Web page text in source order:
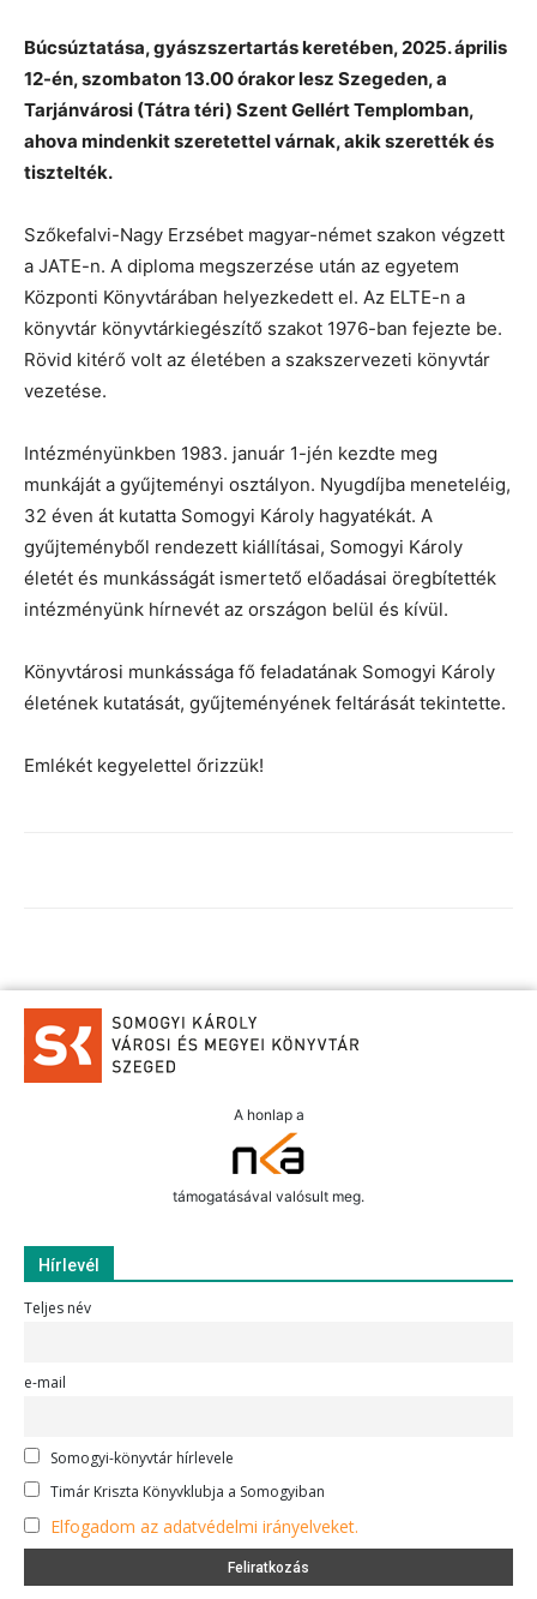
Búcsúztatása, gyászszertartás keretében, 2025. április
12-én, szombaton 13.00 órakor lesz Szegeden, a
Tarjánvárosi (Tátra téri) Szent Gellért Templomban,
ahova mindenkit szeretettel várnak, akik szerették és
tisztelték.
Szőkefalvi-Nagy Erzsébet magyar-német szakon végzett
a JATE-n. A diploma megszerzése után az egyetem
Központi Könyvtárában helyezkedett el. Az ELTE-n a
könyvtár könyvtárkiegészítő szakot 1976-ban fejezte be.
Rövid kitérő volt az életében a szakszervezeti könyvtár
vezetése.
Intézményünkben 1983. január 1-jén kezdte meg
munkáját a gyűjteményi osztályon. Nyugdíjba meneteléig,
32 éven át kutatta Somogyi Károly hagyatékát. A
gyűjteményből rendezett kiállításai, Somogyi Károly
életét és munkásságát ismertető előadásai öregbítették
intézményünk hírnevét az országon belül és kívül.
Könyvtárosi munkássága fő feladatának Somogyi Károly
életének kutatását, gyűjteményének feltárását tekintette.
Emlékét kegyelettel őrizzük!
A honlap a
támogatásával valósult meg.
Hírlevél
Teljes név
e-mail
Somogyi-könyvtár hírlevele
Timár Kriszta Könyvklubja a Somogyiban
Elfogadom az adatvédelmi irányelveket.